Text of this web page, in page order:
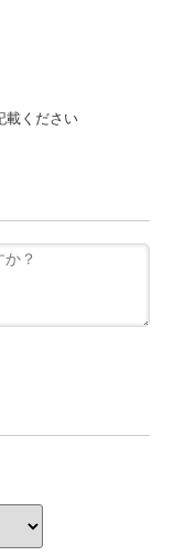
載ください